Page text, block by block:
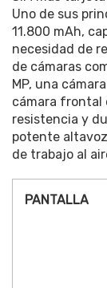
Uno de sus
11.800 mAh,
necesidad de
de cámaras
MP, una
cámara frontal
resistencia y
potente
de trabajo al
PANTALLA